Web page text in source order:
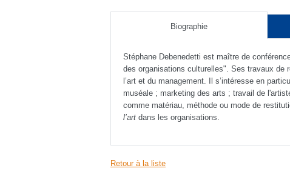
Biographie
Stéphane Debenedetti est maître de
des organisations culturelles". Ses travaux de
l’art et du management. Il s’intéresse en
muséale ; marketing des arts ; travail de
comme matériau, méthode ou mode de
l’art dans les organisations.
Retour à la liste